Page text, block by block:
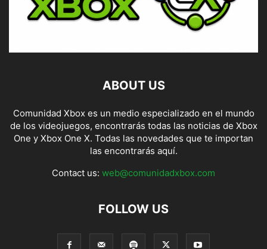
ABOUT US
Comunidad Xbox es un medio especializado en el mundo
de los videojuegos, encontrarás todas las noticias de Xbox
One y Xbox One X. Todas las novedades que te importan
las encontrarás aquí.
Contact us: web@comunidadxbox.com
FOLLOW US